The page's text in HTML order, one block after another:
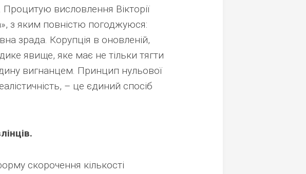
висловлення Вікторії
з яким повністю погоджуюся:
зрада. Корупція в оновленій,
явище, яке має не тільки тягти
вигнанцем. Принцип нульової
– це єдиний спосіб
скорочення кількості